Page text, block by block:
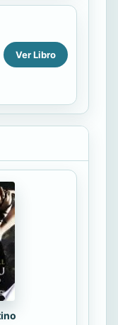
Ver Libro